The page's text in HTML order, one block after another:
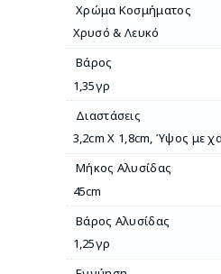
Χρώμα Κοσμήματος
Χρυσό & Λευκό
Βάρος
1,35γρ
Διαστάσεις
3,2cm X 1,8cm,Ύψος με
Μήκος Αλυσίδας
45cm
Βάρος Αλυσίδας
1,25γρ